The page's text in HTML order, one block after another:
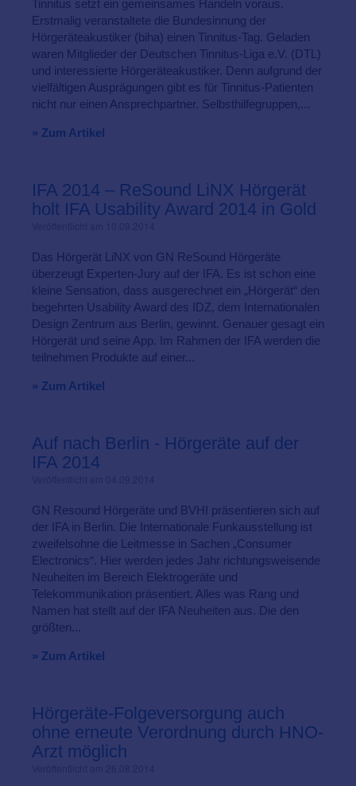
Tinnitus setzt ein gemeinsames Handeln voraus.
Erstmalig veranstaltete die Bundesinnung der
Hörgeräteakustiker (biha) einen Tinnitus-Tag. Geladen
waren Mitglieder der Deutschen Tinnitus-Liga e.V. (DTL)
und interessierte Hörgeräteakustiker. Denn aufgrund der
vielfältigen Ausprägungen gibt es für Tinnitus-Patienten
nicht nur einen Ansprechpartner. Selbsthilfegruppen,...
» Zum Artikel
IFA 2014 – ReSound LiNX Hörgerät
holt IFA Usability Award 2014 in Gold
Das Hörgerät LiNX von GN ReSound Hörgeräte
überzeugt Experten-Jury auf der IFA. Es ist schon eine
kleine Sensation, dass ausgerechnet ein „Hörgerät“ den
begehrten Usability Award des IDZ, dem Internationalen
Design Zentrum aus Berlin, gewinnt. Genauer gesagt ein
Hörgerät und seine App. Im Rahmen der IFA werden die
teilnehmen Produkte auf einer...
» Zum Artikel
Auf nach Berlin - Hörgeräte auf der
IFA 2014
GN Resound Hörgeräte und BVHI präsentieren sich auf
der IFA in Berlin. Die Internationale Funkausstellung ist
zweifelsohne die Leitmesse in Sachen „Consumer
Electronics“. Hier werden jedes Jahr richtungsweisende
Neuheiten im Bereich Elektrogeräte und
Telekommunikation präsentiert. Alles was Rang und
Namen hat stellt auf der IFA Neuheiten aus. Die den
größten...
» Zum Artikel
Hörgeräte-Folgeversorgung auch
ohne erneute Verordnung durch HNO-
Arzt möglich